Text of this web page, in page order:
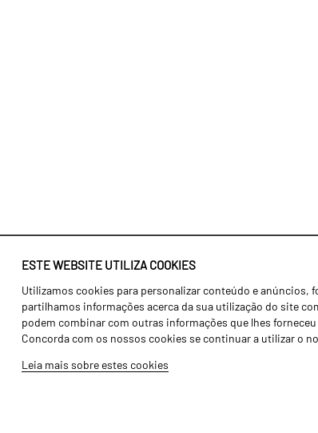
ESTE WEBSITE UTILIZA COOKIES
Utilizamos cookies para personalizar conteúdo e anúncios,
partilhamos informações acerca da sua utilização do site
podem combinar com outras informações que lhes
Concorda com os nossos cookies se continuar a utilizar o
Leia mais sobre estes cookies
Identidade
História
Fábrica / Produção
Recursos Humanos
Agricultura
Transportes
Gama Floresta